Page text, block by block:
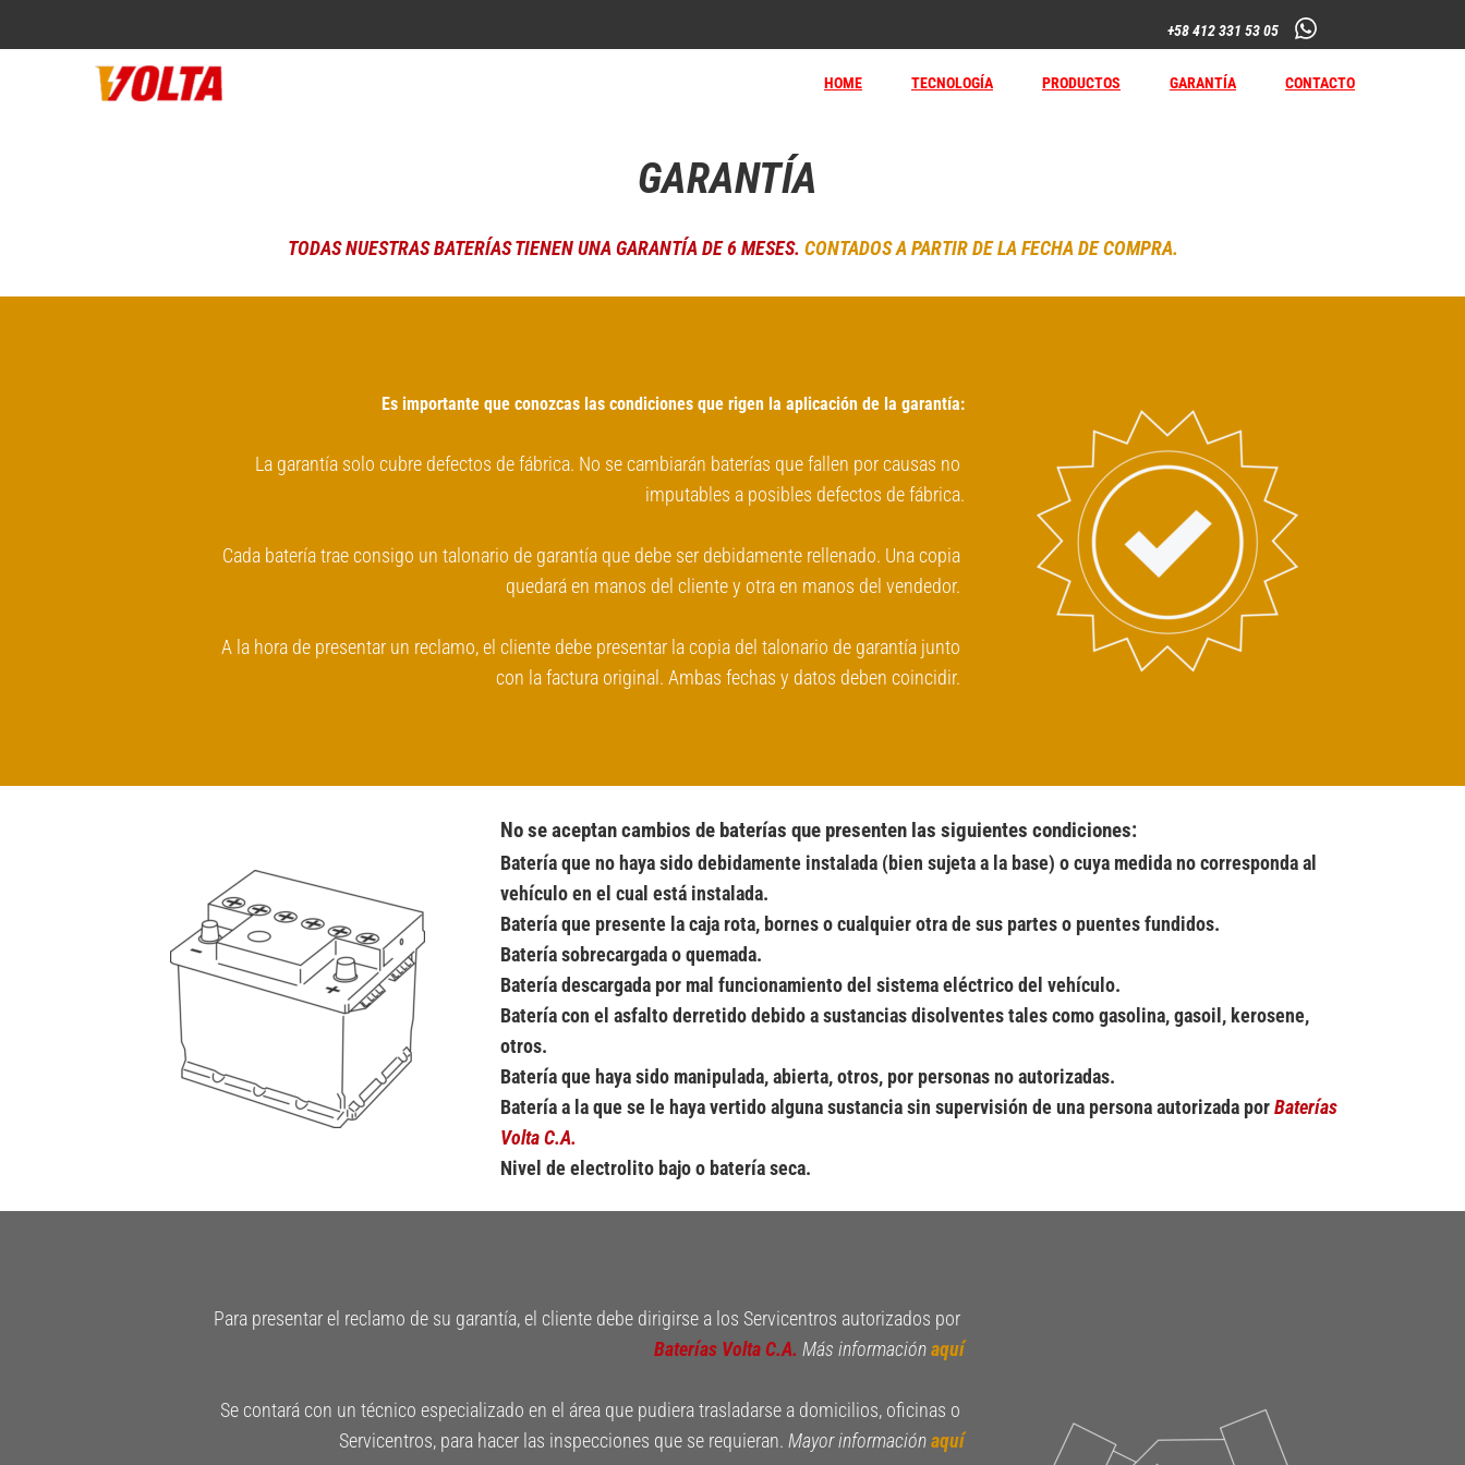
+58 412 331 53 05
HOME TECNOLOGÍA PRODUCTOS GARANTÍA CONTACTO
GARANTÍA
TODAS NUESTRAS BATERÍAS TIENEN UNA GARANTÍA DE 6 MESES. CONTADOS A PARTIR DE LA FECHA DE COMPRA.
Es importante que conozcas las condiciones que rigen la aplicación de la garantía:
La garantía solo cubre defectos de fábrica. No se cambiarán baterías que fallen por causas no
imputables a posibles defectos de fábrica.
Cada batería trae consigo un talonario de garantía que debe ser debidamente rellenado. Una copia
quedará en manos del cliente y otra en manos del vendedor.
A la hora de presentar un reclamo, el cliente debe presentar la copia del talonario de garantía junto
con la factura original. Ambas fechas y datos deben coincidir.
No se aceptan cambios de baterías que presenten las siguientes condiciones:
Batería que no haya sido debidamente instalada (bien sujeta a la base) o cuya medida no corresponda al
vehículo en el cual está instalada.
Batería que presente la caja rota, bornes o cualquier otra de sus partes o puentes fundidos.
Batería sobrecargada o quemada.
Batería descargada por mal funcionamiento del sistema eléctrico del vehículo.
Batería con el asfalto derretido debido a sustancias disolventes tales como gasolina, gasoil, kerosene,
otros.
Batería que haya sido manipulada, abierta, otros, por personas no autorizadas.
Batería a la que se le haya vertido alguna sustancia sin supervisión de una persona autorizada por Baterías
Volta C.A.
Nivel de electrolito bajo o batería seca.
Baterías Volta C.A. Más informaciónaquí
Se contará con un técnico especializado en el área que pudiera trasladarse a domicilios, oficinas o
Servicentros, para hacer las inspecciones que se requieran. Mayor informaciónaquí